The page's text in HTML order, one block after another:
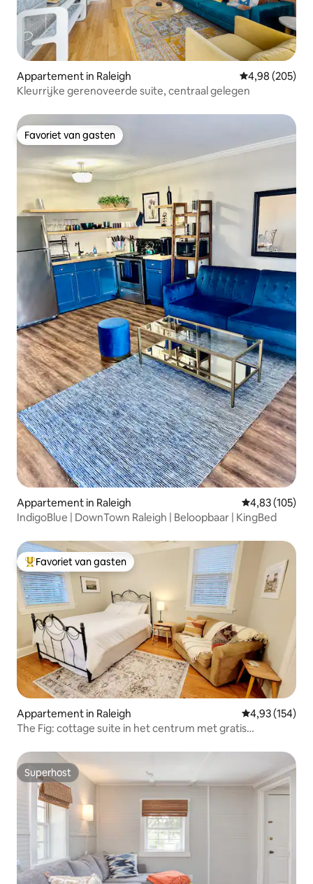
Appartement in Raleigh Gemiddelde
4,98 (205)
Kleurrijke gerenoveerde suite, centraal gelegen
Favoriet van gasten
Favoriet van gasten
Appartement in Raleigh Gemiddelde
4,83 (105)
IndigoBlue | DownTown Raleigh | Beloopbaar | KingBed
Topfavoriet van gasten
Favoriet van gasten
Appartement in Raleigh Gemiddelde
4,93 (154)
The Fig: cottage suite in het centrum met gratis
Superhost
Superhost